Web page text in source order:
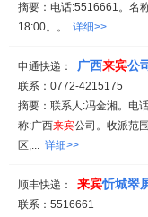
摘要：电话:5516661。名
18:00。。 详细>>
申通快递： 广西来宾公
联系：0772-4215175
摘要：联系人:冯金湘。电
称:广西来宾公司。收派范
区,... 详细>>
顺丰快递： 来宾忻城翠
联系：5516661